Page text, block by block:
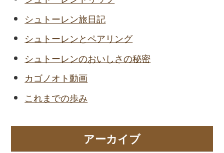
シュトーレン旅日記
シュトーレンとペアリング
シュトーレンのおいしさの秘密
カゴノオト動画
これまでの歩み
アーカイブ